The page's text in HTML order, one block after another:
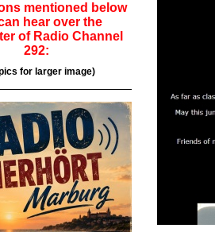
mentioned below
hear over the
of Radio Channel
292:
for larger image)